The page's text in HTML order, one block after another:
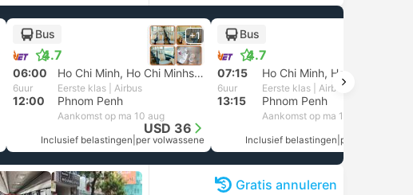
Bus
4.7
+1
06:00 Ho Chi Minh, Ho Chi Minhstad
6uur Eerste klas | Airbus
12:00 Phnom Penh
Aankomst op ma 10 aug
USD 36
Inclusief belastingen per volwassene
Bus
4.7
07:15
6uur Eerste klas | Airbus
13:15 Phnom Penh
Aankomst op ma 10 aug
Inclusief belastingen per volwassene
Gratis annuleren